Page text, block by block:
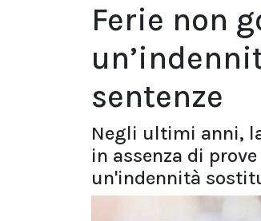
Ferie non
sentenze
Negli ultimi anni,
in assenza di
un'indennità